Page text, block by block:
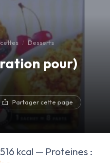
Desserts
pour)
Partager cette page
kcal — Proteines :